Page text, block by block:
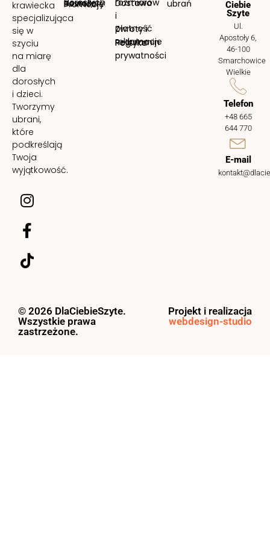
krawiecka
specjalizująca
się w
szyciu
na miarę
dla
dorosłych
i dzieci.
Tworzymy
ubrani,
które
podkreślają
Twoja
wyjątkowość.
dorosłych
Nowości
Bestellery
Promocje
rozmiarów
Dostawa
i
płatność
Zwroty i
reklamacje
Regulamin
Polityka
prywatności
ubrań
Ciebie
Szyte
Ul.
Apostoły 6,
46-100
Smarchowice
Wielkie
Telefon
+48 665
644 770
E-mail
© 2026 DlaCiebieSzyte.
Wszystkie prawa
zastrzeżone.
Projekt i realizacja
webdesign-studio